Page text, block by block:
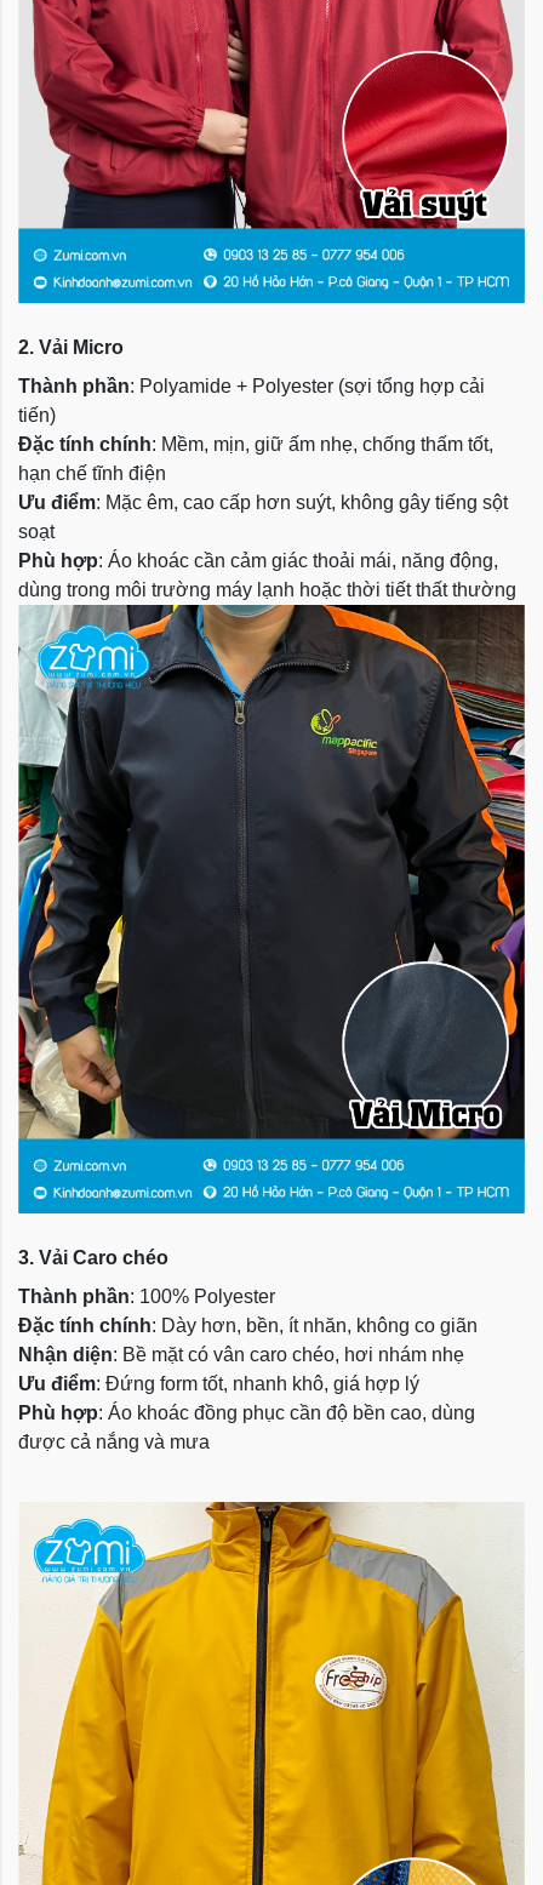
2. Vải Micro
Thành phần: Polyamide + Polyester (sợi tổng hợp cải
tiến)
Đặc tính chính: Mềm, mịn, giữ ấm nhẹ, chống thấm tốt,
hạn chế tĩnh điện
Ưu điểm: Mặc êm, cao cấp hơn suýt, không gây tiếng sột
soạt
Phù hợp: Áo khoác cần cảm giác thoải mái, năng động,
dùng trong môi trường máy lạnh hoặc thời tiết thất thường
3. Vải Caro chéo
Thành phần: 100% Polyester
Đặc tính chính: Dày hơn, bền, ít nhăn, không co giãn
Nhận diện: Bề mặt có vân caro chéo, hơi nhám nhẹ
Ưu điểm: Đứng form tốt, nhanh khô, giá hợp lý
Phù hợp: Áo khoác đồng phục cần độ bền cao, dùng
được cả nắng và mưa